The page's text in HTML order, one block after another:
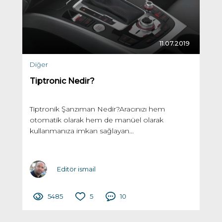
11.07.2019
Diğer
Tiptronic Nedir?
Tiptronik Şanzıman Nedir?Aracınızı hem
otomatik olarak hem de manüel olarak
kullanmanıza imkan sağlayan...
Editör ismail
5485 5 10